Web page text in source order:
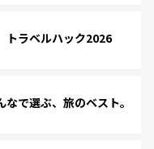
ラベルハック2026
で選ぶ、旅のベスト。